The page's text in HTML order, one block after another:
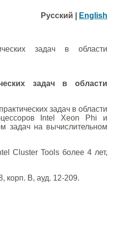
Русский |
English
задач в области
задач в области
задач в области
Intel Xeon Phi и
задач на вычислительном
Cluster Tools более 4 лет,
корп. В, ауд. 12-209.